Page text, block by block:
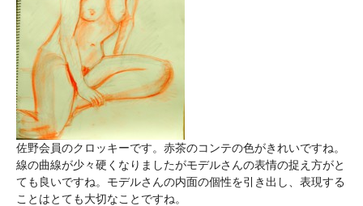
佐野会員のクロッキーです。赤茶のコンテの色がきれいですね。
線の曲線が少々硬くなりましたがモデルさんの表情の捉え方がと
ても良いですね。モデルさんの内面の個性を引き出し、表現する
ことはとても大切なことですね。